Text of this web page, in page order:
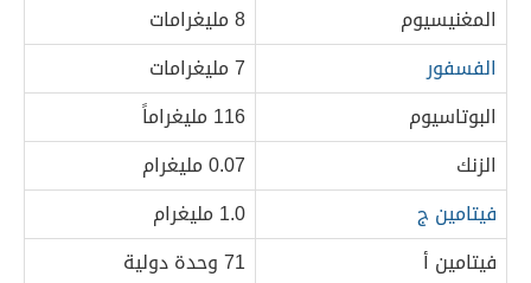
المغنيسيوم
8 مليغرامات
الفسفور
7 مليغرامات
البوتاسيوم
116 مليغراماً
الزنك
0.07 مليغرام
فيتامين ج
1.0 مليغرام
فيتامين أ
71 وحدة دولية